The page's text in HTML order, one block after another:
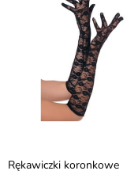
Rękawiczki koronkowe